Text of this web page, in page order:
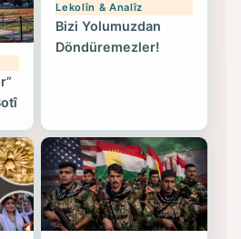
Lekolîn & Analîz
Bizi Yolumuzdan
Döndüremezler!